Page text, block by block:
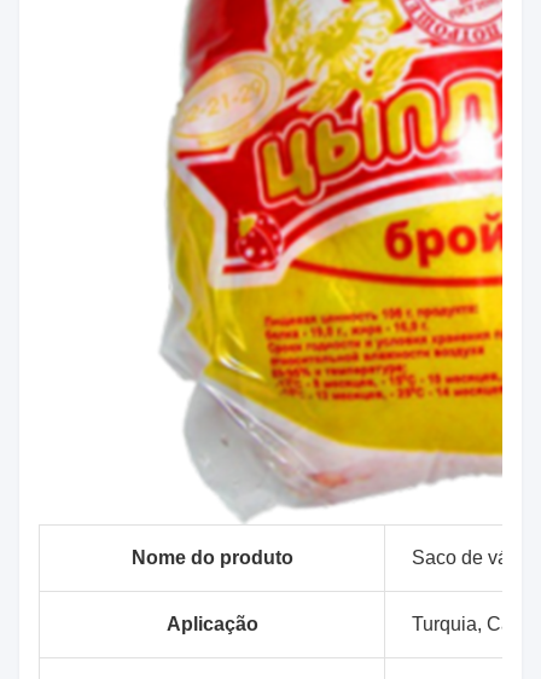
Nome do produto Saco de
Aplicação Turquia,